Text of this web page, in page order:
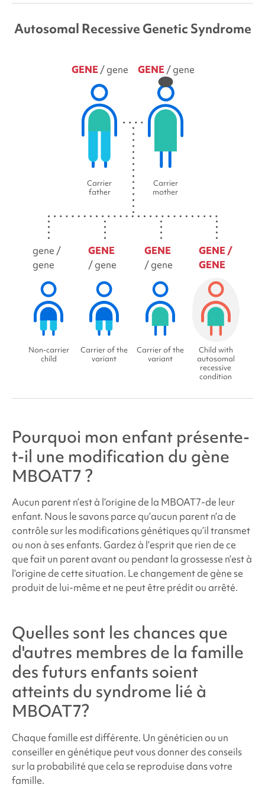
Autosomal Recessive Genetic Syndrome
GENE/ gene
Carrier
father
GENE/ gene
Carrier
mother
gene /
gene
Non-carrier
child
GENE
/ gene
Carrier of the
variant
GENE
/ gene
Carrier of the
variant
GENE /
GENE
Child with
autosomal
recessive
condition
Pourquoi mon enfant présente-
t-il une modification du gène
MBOAT7 ?
Aucun parent n’est à l’origine de la MBOAT7-de leur
enfant. Nous le savons parce qu’aucun parent n’a de
contrôle sur les modifications génétiques qu’il transmet
ou non à ses enfants. Gardez à l’esprit que rien de ce
que fait un parent avant ou pendant la grossesse n’est à
l’origine de cette situation. Le changement de gène se
produit de lui-même et ne peut être prédit ou arrêté.
Quelles sont les chances que
d'autres membres de la famille
des futurs enfants soient
atteints du syndrome lié à
MBOAT7?
Chaque famille est différente. Un généticien ou un
conseiller en génétique peut vous donner des conseils
sur la probabilité que cela se reproduise dans votre
famille.